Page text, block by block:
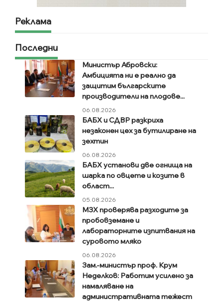
Реклама
Последни
Министър Абровски:
Амбицията ни е реално да
защитим българските
производители на плодове...
06.08.2026
БАБХ и СДВР разкриха
незаконен цех за бутилиране на
зехтин
06.08.2026
БАБХ установи две огнища на
шарка по овцете и козите в
област...
05.08.2026
МЗХ проверява разходите за
пробовземане и
лабораторните изпитвания на
суровото мляко
06.08.2026
Зам.-министър проф. Крум
Неделков: Работим усилено за
намаляване на
административната тежест